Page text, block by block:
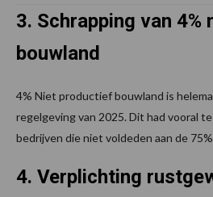
3. Schrapping van
bouwland
4% Niet productief bouwland is
regelgeving van 2025. Dit had vooral
bedrijven die niet voldeden aan de
4. Verplichting